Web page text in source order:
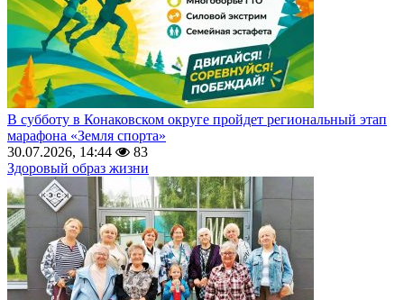
В субботу в Конаковском округе пройдет региональный этап
марафона «Земля спорта»
30.07.2026, 14:44
83
Здоровый образ жизни